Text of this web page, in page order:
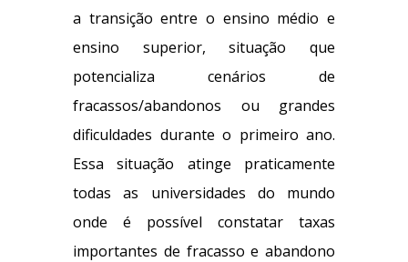
a transição entre o ensino médio e
ensino superior, situação que
potencializa cenários de
fracassos/abandonos ou grandes
dificuldades durante o primeiro ano.
Essa situação atinge praticamente
todas as universidades do mundo
onde é possível constatar taxas
importantes de fracasso e abandono